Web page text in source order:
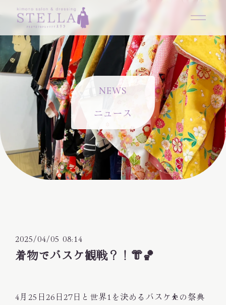
NEWS
ニュース
2025/04/05 08:14
着物でバスケ観戦？！👘🏀
4月25日26日27日と世界1を決めるバスケ⛹️の祭典